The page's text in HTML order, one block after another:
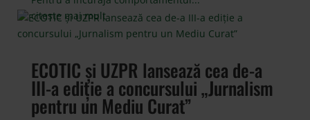
citește mai mult
ECOTIC și UZPR lansează cea de-a
III-a ediție a concursului „Jurnalism
pentru un Mediu Curat”